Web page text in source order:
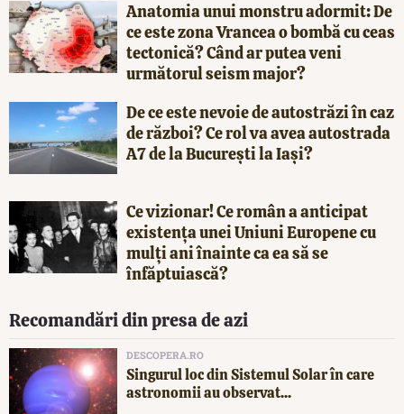
Anatomia unui monstru adormit: De
ce este zona Vrancea o bombă cu ceas
tectonică? Când ar putea veni
următorul seism major?
De ce este nevoie de autostrăzi în caz
de război? Ce rol va avea autostrada
A7 de la București la Iași?
Ce vizionar! Ce român a anticipat
existența unei Uniuni Europene cu
mulți ani înainte ca ea să se
înfăptuiască?
Recomandări din presa de azi
DESCOPERA.RO
Singurul loc din Sistemul Solar în care
astronomii au observat...